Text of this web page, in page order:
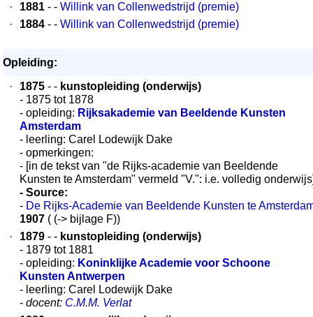
·
1881 - - Willink van Collenwedstrijd (premie)
·
1884 - - Willink van Collenwedstrijd (premie)
Opleiding:
·
1875 - - kunstopleiding (onderwijs)
- 1875 tot 1878
- opleiding: Rijksakademie van Beeldende Kunsten
Amsterdam
- leerling: Carel Lodewijk Dake
- opmerkingen:
- [in de tekst van "de Rijks-academie van Beeldende
Kunsten te Amsterdam" vermeld "V.": i.e. volledig
- Source:
- De Rijks-Academie van Beeldende Kunsten te
1907 ( (-> bijlage F))
·
1879 - - kunstopleiding (onderwijs)
- 1879 tot 1881
- opleiding: Koninklijke Academie voor Schoone
Kunsten Antwerpen
- leerling: Carel Lodewijk Dake
- docent: C.M.M. Verlat